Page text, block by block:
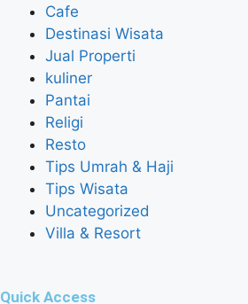
Cafe
Destinasi Wisata
Jual Properti
kuliner
Pantai
Religi
Resto
Tips Umrah & Haji
Tips Wisata
Uncategorized
Villa & Resort
Quick Access